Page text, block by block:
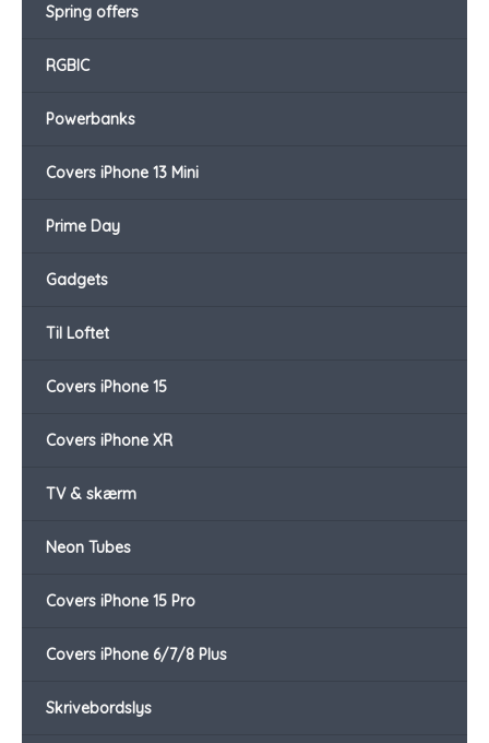
Spring offers
RGBIC
Powerbanks
Covers iPhone 13 Mini
Prime Day
Gadgets
Til Loftet
Covers iPhone 15
Covers iPhone XR
TV & skærm
Neon Tubes
Covers iPhone 15 Pro
Covers iPhone 6/7/8 Plus
Skrivebordslys